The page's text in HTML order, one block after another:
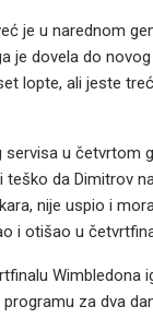
je u narednom
je dovela do
lopte, ali jeste
servisa u četvrtom
teško da Dimitrov
nije uspio i
i otišao u
Wimbledona
za dva